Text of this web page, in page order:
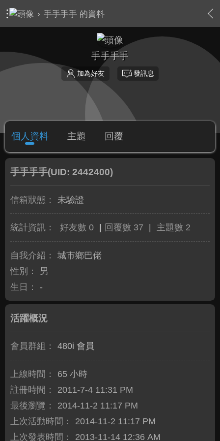
› 手手手手 的資料
手手手手
加為好友 發訊息
個人資料 主題 回覆
手手手手(UID: 2442400)
信箱狀態： 未驗證
統計資訊： 好友數 0 回覆數 37 主題數 2
自我介紹：
城市鄉巴佬
性別：
男
生日：
-
活躍概況
會員群組： 480i 會員
上線時間：
65 小時
註冊時間：
2011-7-4 11:31 PM
最後瀏覽：
2014-11-2 11:17 PM
上次活動時間：
2014-11-2 11:17 PM
上次發表時間：
2013-11-14 12:36 AM